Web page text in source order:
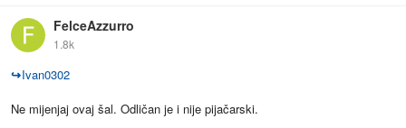
FelceAzzurro
1.8k
↪Ivan0302
Ne mijenjaj ovaj šal. Odličan je i nije pijačarski.